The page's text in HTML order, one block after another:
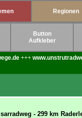
Regionen
Button
Aufkleber
+++
Isarradweg - 299 km